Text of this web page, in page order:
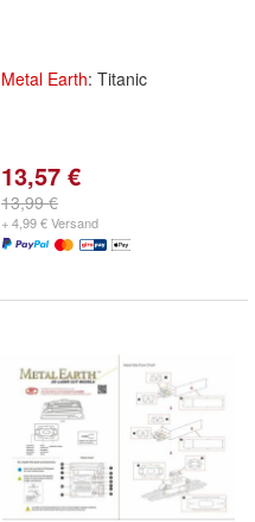
Metal Earth: Titanic
13,57 €
13,99 €
+ 4,99 € Versand